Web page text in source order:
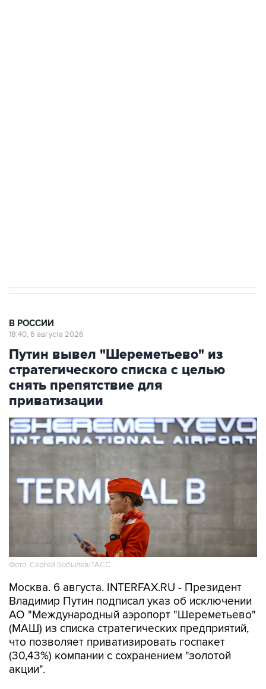
Путин вывел "Шереметьево" из
стратегического списка с целью
снять препятствие для
приватизации
Фото: Сергей Бобылев/ТАСС
Москва. 6 августа. INTERFAX.RU - Президент
АО "Международный аэропорт "Шереметьево"
(МАШ) из списка стратегических предприятий,
что позволяет приватизировать госпакет
(30,43%) компании с сохранением "золотой
акции".
Документ опубликован на официальном